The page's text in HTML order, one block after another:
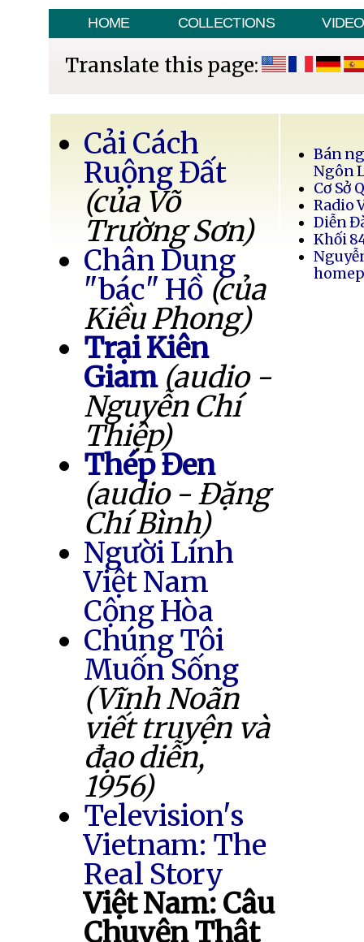
HOME COLLECTIONS VIDEO
Translate this page:
Cải Cách
Ruộng Đất
(của Võ
Trường Sơn)
Chân Dung
"bác" Hồ (của
Kiều Phong)
Trại Kiên
Giam (audio -
Nguyễn Chí
Thiệp)
Thép Đen
(audio - Đặng
Chí Bình)
Người Lính
Việt Nam
Cộng Hòa
Chúng Tôi
Muốn Sống
(Vĩnh Noãn
viết truyện và
đạo diễn,
1956)
Television's
Vietnam: The
Real Story
Việt Nam: Câu
Chuyện Thật
Bán
Ngôn
Cơ Sở
Radio
Diễn
Khối